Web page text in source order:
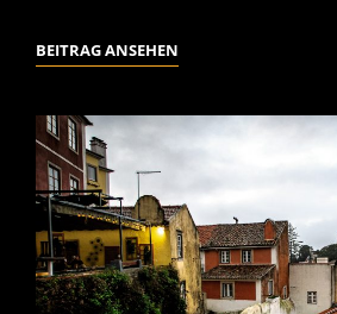
BEITRAG ANSEHEN
93
FEET
LONDON,
21.02.2025